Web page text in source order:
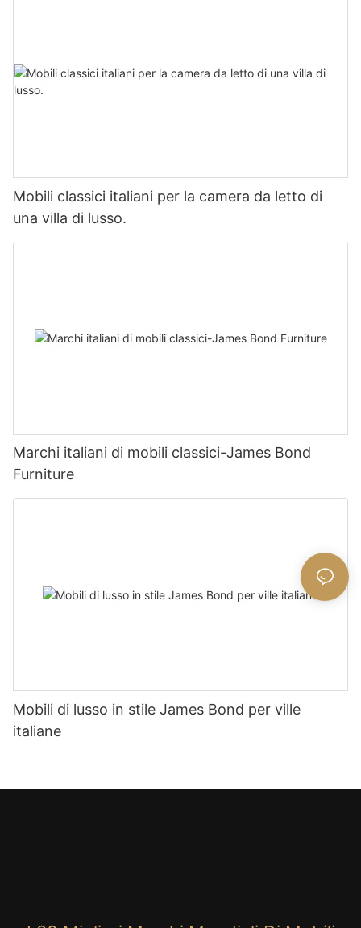
Mobili classici italiani per la camera da letto di
una villa di lusso.
Marchi italiani di mobili classici-James Bond
Furniture
Mobili di lusso in stile James Bond per ville
italiane